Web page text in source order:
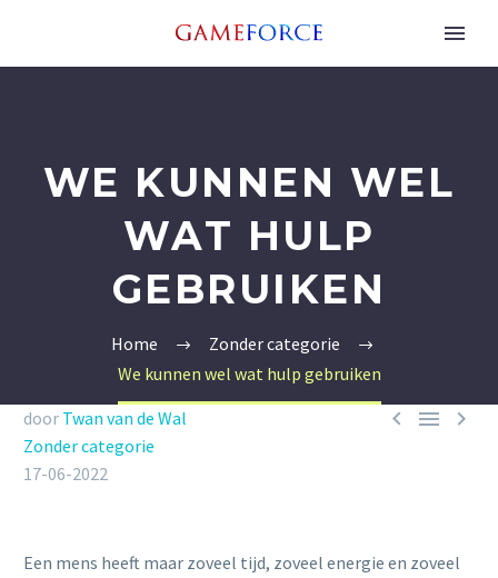
WE KUNNEN WEL
WAT HULP
GEBRUIKEN
Home
Zonder categorie
We kunnen wel wat hulp gebruiken
  
door Twan van de Wal
Zonder categorie
17-06-2022
Een mens heeft maar zoveel tijd, zoveel energie en zoveel